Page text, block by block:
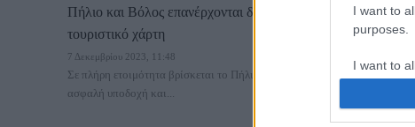
I want to
purposes.
I want to
I want to
Πήλιο και Βόλος επανέρχονται δυναμικά στον
τουριστικό χάρτη
7 Δεκεμβρίου 2023, 11:48
Σε πλήρη ετοιμότητα βρίσκεται το Πήλιο και ο Βόλος για την
ασφαλή υποδοχή και...